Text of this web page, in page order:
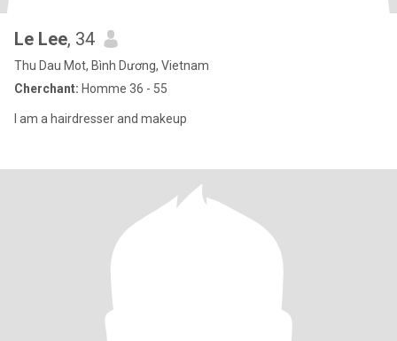
Le Lee, 34
Thu Dau Mot, Bình Dương, Vietnam
Cherchant: Homme 36 - 55
I am a hairdresser and makeup